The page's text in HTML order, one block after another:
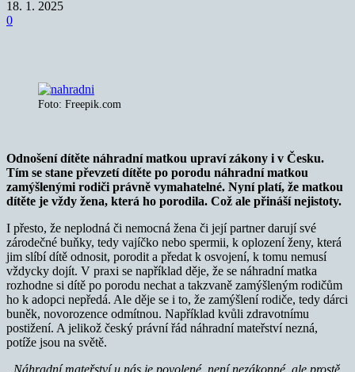
18. 1. 2025
0
Foto: Freepik.com
Odnošení dítěte náhradní matkou upraví zákony i v Česku.
Tím se stane převzetí dítěte po porodu náhradní matkou
zamýšlenými rodiči právně vymahatelné. Nyní platí, že matkou
dítěte je vždy žena, která ho porodila. Což ale přináší nejistoty.
I přesto, že neplodná či nemocná žena či její partner darují své
zárodečné buňky, tedy vajíčko nebo spermii, k oplození ženy, která
jim slíbí dítě odnosit, porodit a předat k osvojení, k tomu nemusí
vždycky dojít. V praxi se například děje, že se náhradní matka
rozhodne si dítě po porodu nechat a takzvaně zamýšleným rodičům
ho k adopci nepředá. Ale děje se i to, že zamýšlení rodiče, tedy dárci
buněk, novorozence odmítnou. Například kvůli zdravotnímu
postižení. A jelikož český právní řád náhradní mateřství nezná,
potíže jsou na světě.
„Náhradní mateřství u nás je povolené, není nezákonné, ale prostě